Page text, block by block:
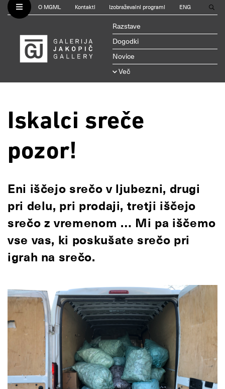
O MGML Kontakti Izobraževalni programi ENG
Razstave
Dogodki
Novice
Več
Iskalci sreče
pozor!
Eni iščejo srečo v ljubezni, drugi
pri delu, pri prodaji, tretji iščejo
srečo z vremenom … Mi pa iščemo
vse vas, ki poskušate srečo pri
igrah na srečo.